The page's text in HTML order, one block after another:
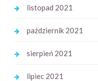
listopad 2021
październik 2021
sierpień 2021
lipiec 2021